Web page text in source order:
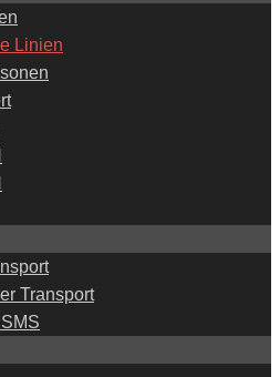
Linien
Transport